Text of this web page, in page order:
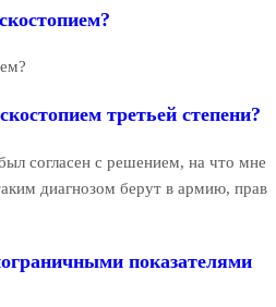
третьей степени?
согласен с решением, на что мне
диагнозом берут в армию, прав
показателями